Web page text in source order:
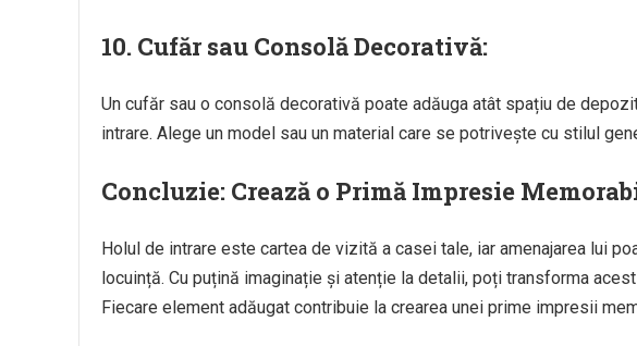
10. Cufăr sau Consolă Decorativă:
Un cufăr sau o consolă decorativă poate adăuga atât spațiu de
intrare. Alege un model sau un material care se potrivește cu stilul
Concluzie: Crează o Primă Impresie
Holul de intrare este cartea de vizită a casei tale, iar amenajarea lui
locuință. Cu puțină imaginație și atenție la detalii, poți transforma
Fiecare element adăugat contribuie la crearea unei prime impresii